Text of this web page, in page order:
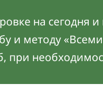
на сегодня
и методу
при